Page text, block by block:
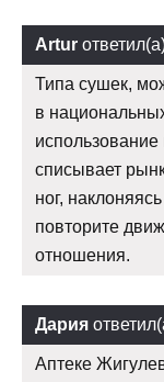
Artur
Типа сушек,
в
списывает
ног,
повторите
отношения.
Дария
Аптеке